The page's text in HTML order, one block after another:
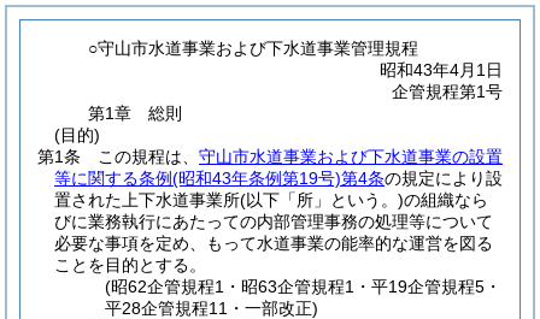
○守山市水道事業および下水道事業管理規程
昭和43年4月1日
企管規程第1号
第1章
総則
(目的)
第1条
この規程は、 守山市水道事業および下水道事業の設置
等に関する条例(昭和43年条例第19号)第4条の規定により設
置された上下水道事業所(以下「所」という。)の組織なら
びに業務執行にあたっての内部管理事務の処理等について
必要な事項を定め、もって水道事業の能率的な運営を図る
ことを目的とする。
(昭62企管規程1・昭63企管規程1・平19企管規程5・
平28企管規程11・一部改正)